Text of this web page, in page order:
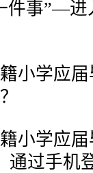
事”—进
学应届
学应届
通过手机